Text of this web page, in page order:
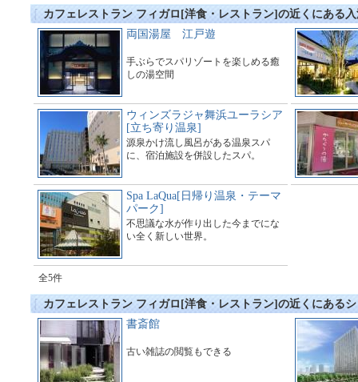
カフェレストラン フィガロ[洋食・レストラン]の近くにある
両国湯屋 江戸遊
手ぶらでスパリゾートを楽しめる癒
しの湯空間
ウィンズラジャ舞浜ユーラシア
[立ち寄り温泉]
源泉かけ流し風呂がある温泉スパ
に、宿泊施設を併設したスパ。
Spa LaQua[日帰り温泉・テーマ
パーク]
不思議な水が作り出した今までにな
い全く新しい世界。
全5件
カフェレストラン フィガロ[洋食・レストラン]の近くにある
書斎館
古い雑誌の閲覧もできる